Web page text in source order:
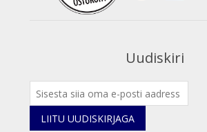
Uudiskiri
LIITU UUDISKIRJAGA